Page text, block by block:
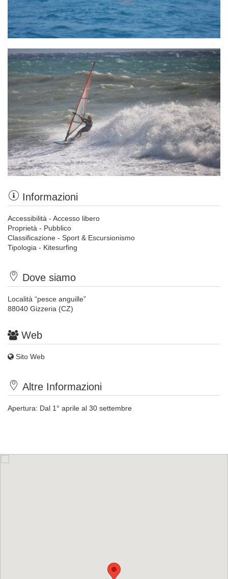
Informazioni
Accessibilità - Accesso libero
Proprietà - Pubblico
Classificazione - Sport & Escursionismo
Tipologia - Kitesurfing
Dove siamo
Località “pesce anguille”
88040 Gizzeria (CZ)
Web
Sito Web
Altre Informazioni
Apertura: Dal 1° aprile al 30 settembre